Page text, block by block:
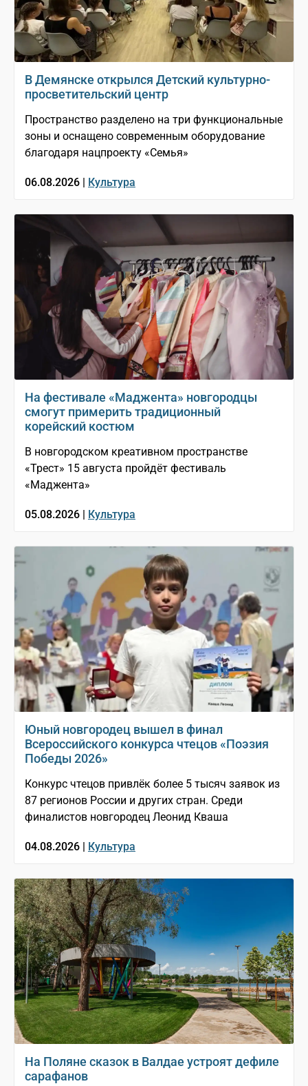
В Демянске открылся Детский культурно-
просветительский центр
Пространство разделено на три функциональные
зоны и оснащено современным оборудование
благодаря нацпроекту «Семья»
06.08.2026 | Культура
На фестивале «Маджента» новгородцы
смогут примерить традиционный
корейский костюм
В новгородском креативном пространстве
«Трест» 15 августа пройдёт фестиваль
«Маджента»
05.08.2026 | Культура
Юный новгородец вышел в финал
Всероссийского конкурса чтецов «Поэзия
Победы 2026»
Конкурс чтецов привлёк более 5 тысяч заявок из
87 регионов России и других стран. Среди
финалистов новгородец Леонид Кваша
04.08.2026 | Культура
На Поляне сказок в Валдае устроят дефиле
сарафанов